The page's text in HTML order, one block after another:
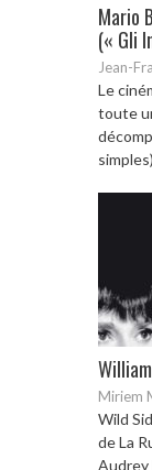
Mario
(« Gli
Jean-
Le
toute
Miriem
Wild
de La
Audrey